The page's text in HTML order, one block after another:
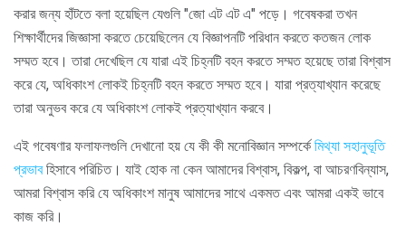
করার জন্য হাঁটতে বলা হয়েছিল যেগুলি "জো এট এট এ" পড়ে। গবেষকরা তখন
শিক্ষার্থীদের জিজ্ঞাসা করতে চেয়েছিলেন যে বিজ্ঞাপনটি পরিধান করতে কতজন লোক
সম্মত হবে। তারা দেখেছিল যে যারা এই চিহ্নটি বহন করতে সম্মত হয়েছে তারা বিশ্বাস
করে যে, অধিকাংশ লোকই চিহ্নটি বহন করতে সম্মত হবে। যারা প্রত্যাখ্যান করেছে
তারা অনুভব করে যে অধিকাংশ লোকই প্রত্যাখ্যান করবে।
এই গবেষণার ফলাফলগুলি দেখানো হয় যে কী কী মনোবিজ্ঞান সম্পর্কেমিথ্যা সহানুভূতি
প্রভাবহিসাবে পরিচিত। যাই হোক না কেন আমাদের বিশ্বাস, বিকল্প, বা আচরণবিন্যাস,
আমরা বিশ্বাস করি যে অধিকাংশ মানুষ আমাদের সাথে একমত এবং আমরা একই ভাবে
কাজ করি।